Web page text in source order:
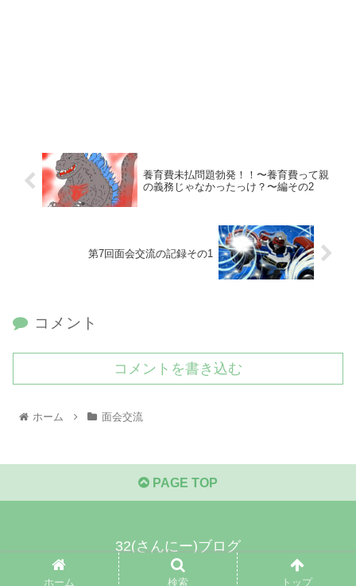
養育費未払問題勃発！！〜養育費って親
の義務じゃなかったっけ？〜編その2
第7回面会交流の記録その1
コメント
コメントを書き込む
ホーム 面会交流
PAGE TOP
32(さんにー)ブログ
© 2021 32(さんにー)ブログ.
ホーム 検索 トップ